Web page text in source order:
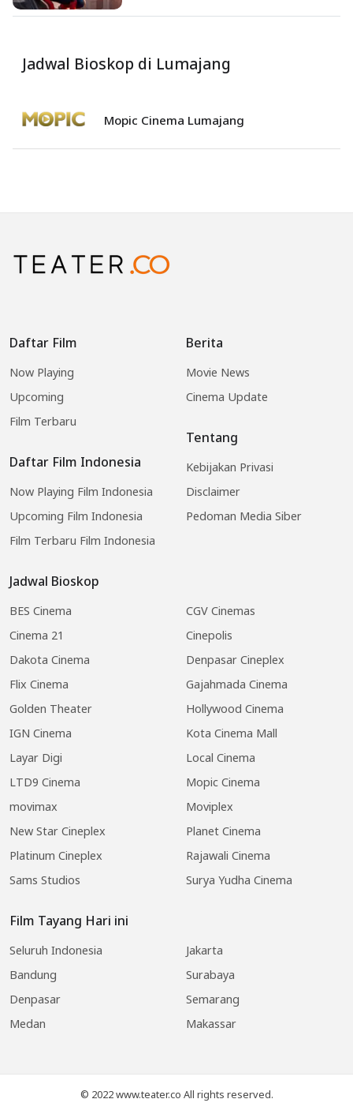
Jadwal Bioskop di Lumajang
Mopic Cinema Lumajang
Daftar Film
Now Playing
Upcoming
Film Terbaru
Daftar Film Indonesia
Now Playing Film Indonesia
Upcoming Film Indonesia
Film Terbaru Film Indonesia
Jadwal Bioskop
BES Cinema
CGV Cinemas
Cinema 21
Cinepolis
Dakota Cinema
Denpasar Cineplex
Flix Cinema
Gajahmada Cinema
Golden Theater
Hollywood Cinema
IGN Cinema
Kota Cinema Mall
Layar Digi
Local Cinema
LTD9 Cinema
Mopic Cinema
movimax
Moviplex
New Star Cineplex
Planet Cinema
Platinum Cineplex
Rajawali Cinema
Sams Studios
Surya Yudha Cinema
Film Tayang Hari ini
Seluruh Indonesia
Jakarta
Bandung
Surabaya
Denpasar
Semarang
Medan
Makassar
Berita
Movie News
Cinema Update
Tentang
Kebijakan Privasi
Disclaimer
Pedoman Media Siber
© 2022 www.teater.co All rights reserved.